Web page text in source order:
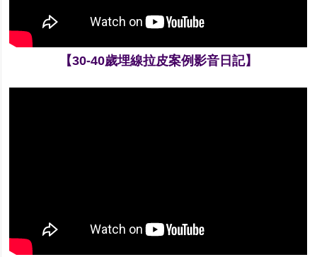
【30-40歲埋線拉皮案例影音日記】